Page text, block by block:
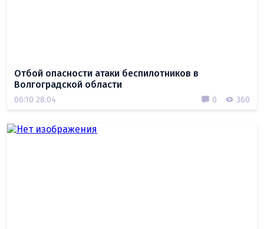
Отбой опасности атаки беспилотников в
Волгоградской области
06:10 28.04 0 360